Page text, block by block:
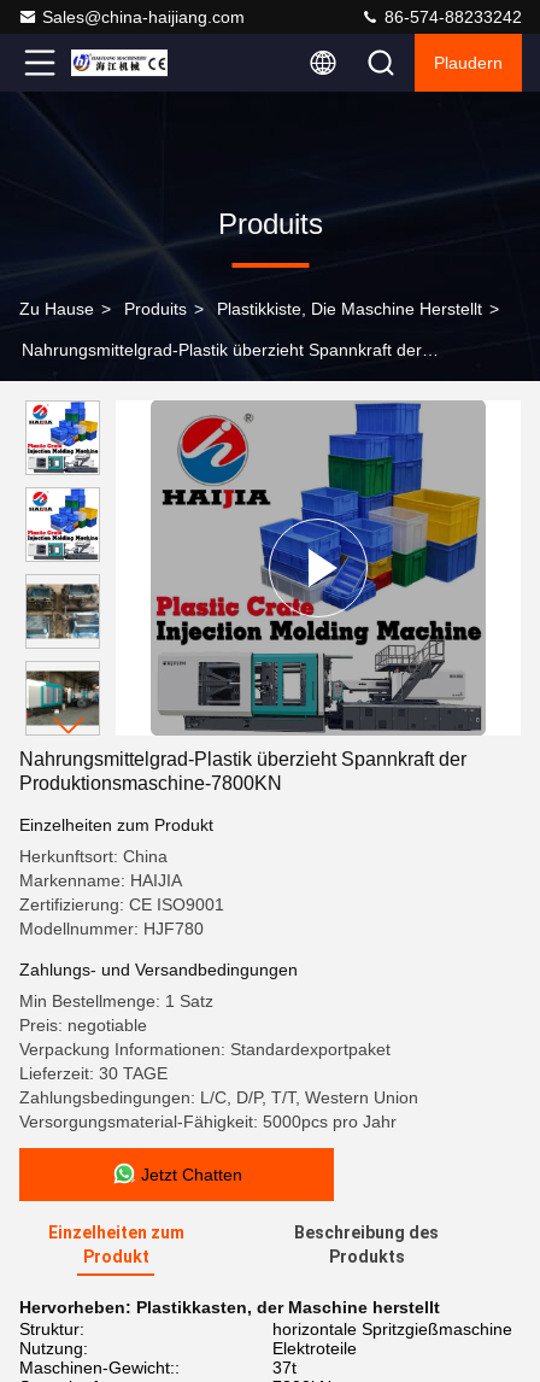
Sales@china-haijiang.com 86-574-88233242
Plaudern
Produits
Zu Hause > Produits > Plastikkiste, Die Maschine Herstellt >
Nahrungsmittelgrad-Plastik überzieht Spannkraft der
Nahrungsmittelgrad-Plastik überzieht Spannkraft der
Produktionsmaschine-7800KN
Einzelheiten zum Produkt
Herkunftsort: China
Markenname: HAIJIA
Zertifizierung: CE ISO9001
Modellnummer: HJF780
Zahlungs- und Versandbedingungen
Min Bestellmenge: 1 Satz
Preis: negotiable
Verpackung Informationen: Standardexportpaket
Lieferzeit: 30 TAGE
Zahlungsbedingungen: L/C, D/P, T/T, Western Union
Versorgungsmaterial-Fähigkeit: 5000pcs pro Jahr
Jetzt Chatten
Einzelheiten zum
Produkt
Beschreibung des
Produkts
Hervorheben: Plastikkasten, der Maschine herstellt
Struktur:
horizontale Spritzgießmaschine
Nutzung:
Elektroteile
Maschinen-Gewicht::
37t